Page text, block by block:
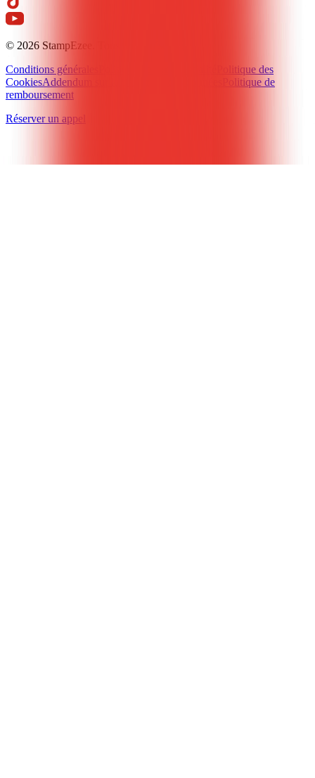
© 2026 StampEzee. Tous droits réservés.
Conditions générales
Politique des
CookiesAddendum sur le traitement des données
Politique de
remboursement
Réserver un appel